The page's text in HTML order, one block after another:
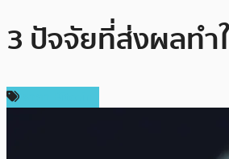
3 ปัจจัยที่ส่งผลทำ